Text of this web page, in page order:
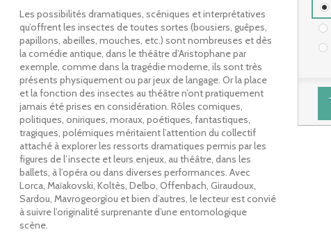
Les possibilités dramatiques, scéniques et interprétatives
qu’offrent les insectes de toutes sortes (bousiers, guêpes,
papillons, abeilles, mouches, etc.) sont nombreuses et dès
la comédie antique, dans le théâtre d’Aristophane par
exemple, comme dans la tragédie moderne, ils sont très
présents physiquement ou par jeux de langage. Or la place
et la fonction des insectes au théâtre n’ont pratiquement
jamais été prises en considération. Rôles comiques,
politiques, oniriques, moraux, poétiques, fantastiques,
tragiques, polémiques méritaient l’attention du collectif
attaché à explorer les ressorts dramatiques permis par les
figures de l’insecte et leurs enjeux, au théâtre, dans les
ballets, à l’opéra ou dans diverses performances. Avec
Lorca, Maïakovski, Koltès, Delbo, Offenbach, Giraudoux,
Sardou, Mavrogeorgìou et bien d’autres, le lecteur est convié
à suivre l’originalité surprenante d’une entomologique
scène.